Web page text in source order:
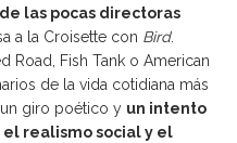
las pocas directoras
a la Croisette con Bird.
Road, Fish Tank o American
de la vida cotidiana más
giro poético y un intento
realismo social y el